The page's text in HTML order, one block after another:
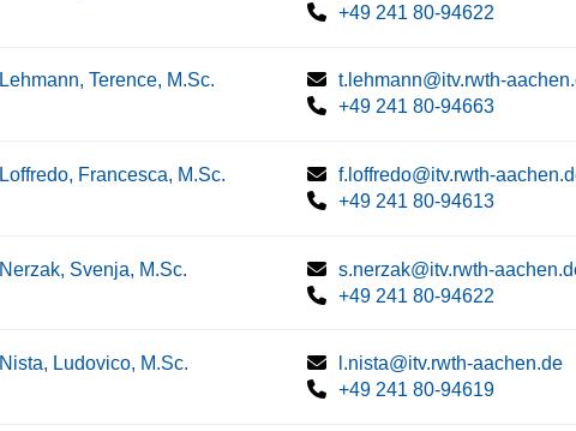
+49 241 80-94622
Lehmann, Terence, M.Sc.
t.lehmann@itv.rwth-
+49 241 80-94663
Loffredo, Francesca, M.Sc.
f.loffredo@itv.rwth-
+49 241 80-94613
Nerzak, Svenja, M.Sc.
s.nerzak@itv.rwth-
+49 241 80-94622
Nista, Ludovico, M.Sc.
l.nista@itv.rwth-aachen.de
+49 241 80-94619